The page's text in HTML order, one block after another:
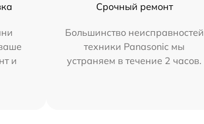
и
Срочный ремонт
Большинство неисправностей
техники Panasonic мы
устраняем в течение 2 часов.